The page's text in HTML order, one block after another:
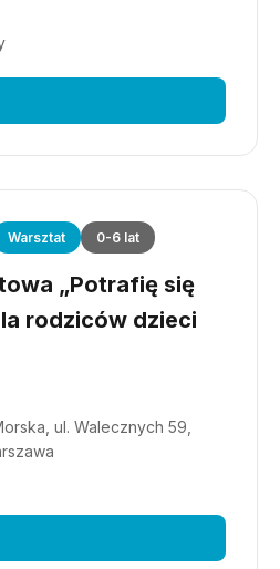
Warsztat 0-6 lat
„Potrafię się
rodziców dzieci
ul. Walecznych 59,